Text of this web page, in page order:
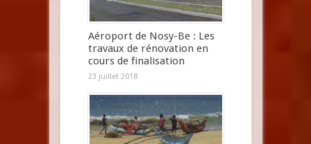
Aéroport de Nosy-Be : Les
travaux de rénovation en
cours de finalisation
23 juillet 2018